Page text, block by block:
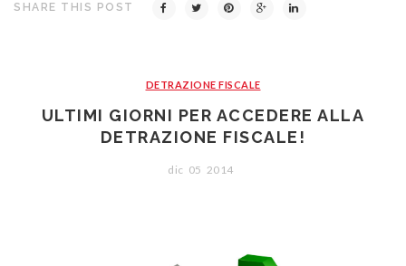
SHARE THIS POST
DETRAZIONE FISCALE
ULTIMI GIORNI PER ACCEDERE ALLA
DETRAZIONE FISCALE!
dic 05 2014